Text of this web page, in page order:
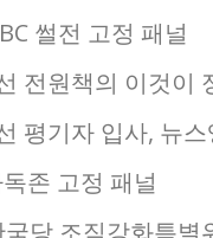
썰전 고정 패널
전원책의 이것이
평기자 입사, 뉴
존 고정 패널
당 조직강화특별